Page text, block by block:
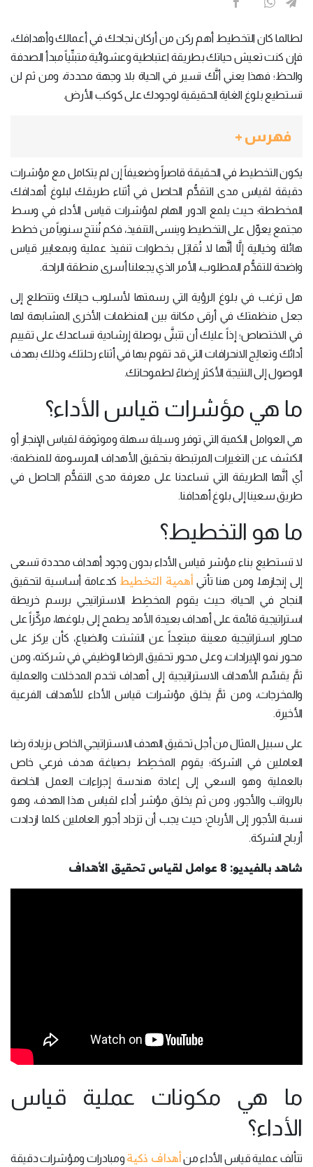
لطالما كان التخطيط أهم ركن من أركان نجاحك في أعمالك وأهدافك،
فإن كنت تعيش حياتك بطريقة اعتباطية وعشوائية متبنِّياً مبدأ الصدفة
والحظ؛ فهذا يعني أنَّك تسير في الحياة بلا وجهة محددة، ومن ثم لن
تستطيع بلوغ الغاية الحقيقية لوجودك على كوكب الأرض.
فهرس +
يكون التخطيط في الحقيقة قاصراً وضعيفاً إن لم يتكامل مع مؤشرات
دقيقة لقياس مدى التقدُّم الحاصل في أثناء طريقك لبلوغ أهدافك
المخططة؛ حيث يلمع الدور الهام لمؤشرات قياس الأداء في وسط
مجتمع يعوِّل على التخطيط وينسى التنفيذ، فكم نُنتج سنوياً من خطط
هائلة وخيالية إلَّا أنَّها لا تُقابَل بخطوات تنفيذ عملية وبمعايير قياس
واضحة للتقدُّم المطلوب، الأمر الذي يجعلنا أسرى منطقة الراحة.
هل ترغب في بلوغ الرؤية التي رسمتها لأسلوب حياتك وتتطلع إلى
جعل منظمتك في أرقى مكانة بين المنظمات الأخرى المشابهة لها
في الاختصاص؛ إذاً عليك أن تتبنَّى بوصلة إرشادية تساعدك على تقييم
أدائك وتعالِج الانحرافات التي قد تقوم بها في أثناء رحلتك، وذلك بهدف
الوصول إلى النتيجة الأكثر إرضاءً لطموحاتك.
ما هي مؤشرات قياس الأداء؟
هي العوامل الكمية التي توفر وسيلة سهلة وموثوقة لقياس الإنجاز أو
الكشف عن التغيرات المرتبطة بتحقيق الأهداف المرسومة للمنظمة؛
أي أنَّها الطريقة التي تساعدنا على معرفة مدى التقدُّم الحاصل في
طريق سعينا إلى بلوغ أهدافنا.
ما هو التخطيط؟
لا تستطيع بناء مؤشر قياس الأداء بدون وجود أهداف محددة تسعى
إلى إنجازها، ومن هنا تأتي أهمية التخطيط كدعامة أساسية لتحقيق
النجاح في الحياة؛ حيث يقوم المخطِط الاستراتيجي برسم خريطة
استراتيجية قائمة على أهداف بعيدة الأمد يطمح إلى بلوغها، مركِّزاً على
محاور استراتيجية معينة مبتعِداً عن التشتت والضياع، كأن يركز على
محور نمو الإيرادات، وعلى محور تحقيق الرضا الوظيفي في شركته، ومن
ثمَّ يقسِّم الأهداف الاستراتيجية إلى أهداف تخدم المدخلات والعملية
والمخرجات، ومن ثمَّ يخلق مؤشرات قياس الأداء للأهداف الفرعية
الأخيرة.
على سبيل المثال من أجل تحقيق الهدف الاستراتيجي الخاص بزيادة رضا
العاملين في الشركة؛ يقوم المخطِط بصياغة هدف فرعي خاص
بالعملية وهو السعي إلى إعادة هندسة إجراءات العمل الخاصة
بالرواتب والأجور، ومن ثم يخلق مؤشر أداء لقياس هذا الهدف، وهو
نسبة الأجور إلى الأرباح؛ حيث يجب أن تزداد أجور العاملين كلما ازدادت
أرباح الشركة.
شاهد بالفيديو: 8 عوامل لقياس تحقيق الأهداف
ما هي مكونات عملية قياس
الأداء؟
تتألف عملية قياس الأداء منأهداف ذكية ومبادرات ومؤشرات دقيقة